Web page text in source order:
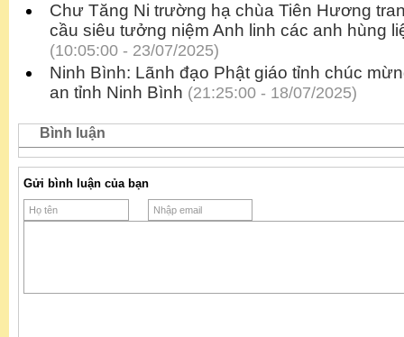
Chư Tăng Ni trường hạ chùa Tiên Hương
cầu siêu tưởng niệm Anh linh các anh hùng
(10:05:00 - 23/07/2025)
Ninh Bình: Lãnh đạo Phật giáo tỉnh chúc
an tỉnh Ninh Bình (21:25:00 - 18/07/2025)
Bình luận
Gửi bình luận của bạn